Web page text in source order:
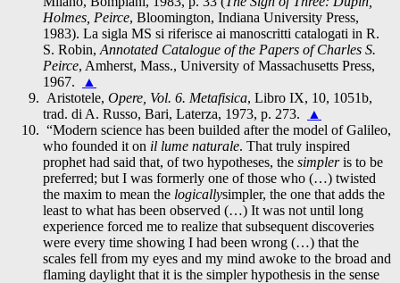
Holmes, Peirce, Bloomington, Indiana University Press,
1983). La sigla MS si riferisce ai manoscritti catalogati in R.
S. Robin, Annotated Catalogue of the Papers of Charles S.
Peirce, Amherst, Mass., University of Massachusetts Press,
1967.
▲
Aristotele, Opere, Vol. 6. Metafisica, Libro IX, 10, 1051b,
trad. di A. Russo, Bari, Laterza, 1973, p. 273.
▲
“Modern science has been builded after the model of Galileo,
who founded it on il lume naturale. That truly inspired
prophet had said that, of two hypotheses, the simpleris to be
preferred; but I was formerly one of those who (…) twisted
the maxim to mean the logicallysimpler, the one that adds the
least to what has been observed (…) It was not until long
experience forced me to realize that subsequent discoveries
were every time showing I had been wrong (…) that the
scales fell from my eyes and my mind awoke to the broad and
flaming daylight that it is the simpler hypothesis in the sense